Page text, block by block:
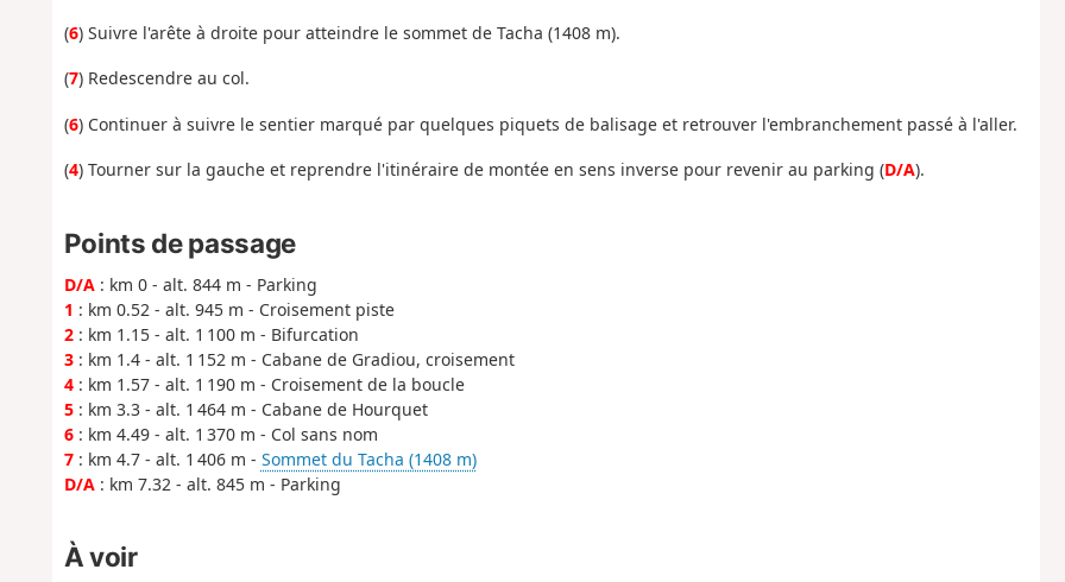
(6) Suivre l'arête à droite pour atteindre le sommet de Tacha (1408 m).
(7) Redescendre au col.
(6) Continuer à suivre le sentier marqué par quelques piquets de balisage et retrouver l'embranchement passé à l'aller.
(4) Tourner sur la gauche et reprendre l'itinéraire de montée en sens inverse pour revenir au parking (D/A).
Points de passage
D/A: km 0 - alt. 844 m - Parking
1 : km 0.52 - alt. 945 m - Croisement piste
2: km 1.15 - alt. 1 100 m - Bifurcation
3: km 1.4 - alt. 1 152 m - Cabane de Gradiou, croisement
4: km 1.57 - alt. 1 190 m - Croisement de la boucle
5: km 3.3 - alt. 1 464 m - Cabane de Hourquet
6: km 4.49 - alt. 1 370 m - Col sans nom
7: km 4.7 - alt. 1 406 m - Sommet du Tacha (1408 m)
D/A: km 7.32 - alt. 845 m - Parking
À voir